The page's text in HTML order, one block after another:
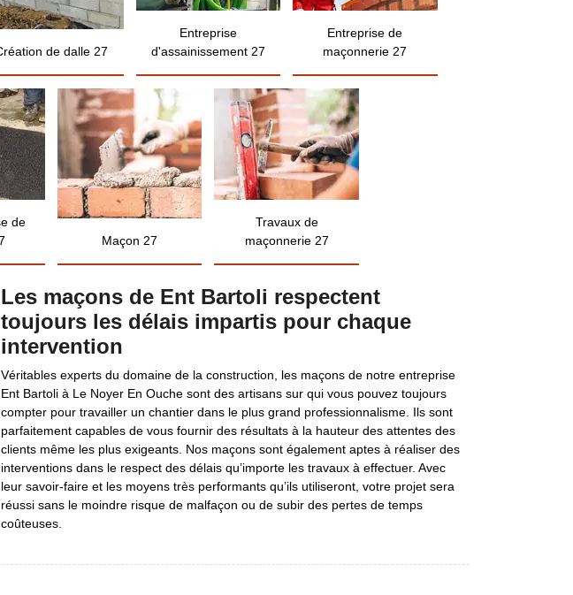
de dalle 27
Entreprise
d'assainissement 27
Entreprise de
maçonnerie 27
de
Maçon 27
Travaux de
maçonnerie 27
Les maçons de Ent Bartoli respectent
toujours les délais impartis pour chaque
intervention
Véritables experts du domaine de la construction, les maçons de notre entreprise
Ent Bartoli à Le Noyer En Ouche sont des artisans sur qui vous pouvez toujours
compter pour travailler un chantier dans le plus grand professionnalisme. Ils sont
parfaitement capables de vous fournir des résultats à la hauteur des attentes des
clients même les plus exigeants. Nos maçons sont également aptes à réaliser des
interventions dans le respect des délais qu’importe les travaux à effectuer. Avec
leur savoir-faire et les moyens très performants qu’ils utiliseront, votre projet sera
réussi sans le moindre risque de malfaçon ou de subir des pertes de temps
coûteuses.